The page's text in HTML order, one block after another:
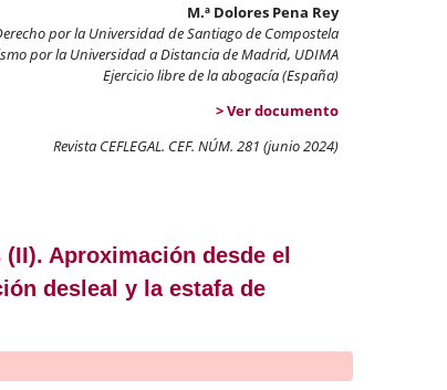
M.ª Dolores Pena Rey
por la Universidad de Santiago de Compostela
por la Universidad a Distancia de Madrid, UDIMA
Ejercicio libre de la abogacía (España)
> Ver documento
Revista CEFLEGAL. CEF. NÚM. 281 (junio 2024)
Aproximación desde el
desleal y la estafa de